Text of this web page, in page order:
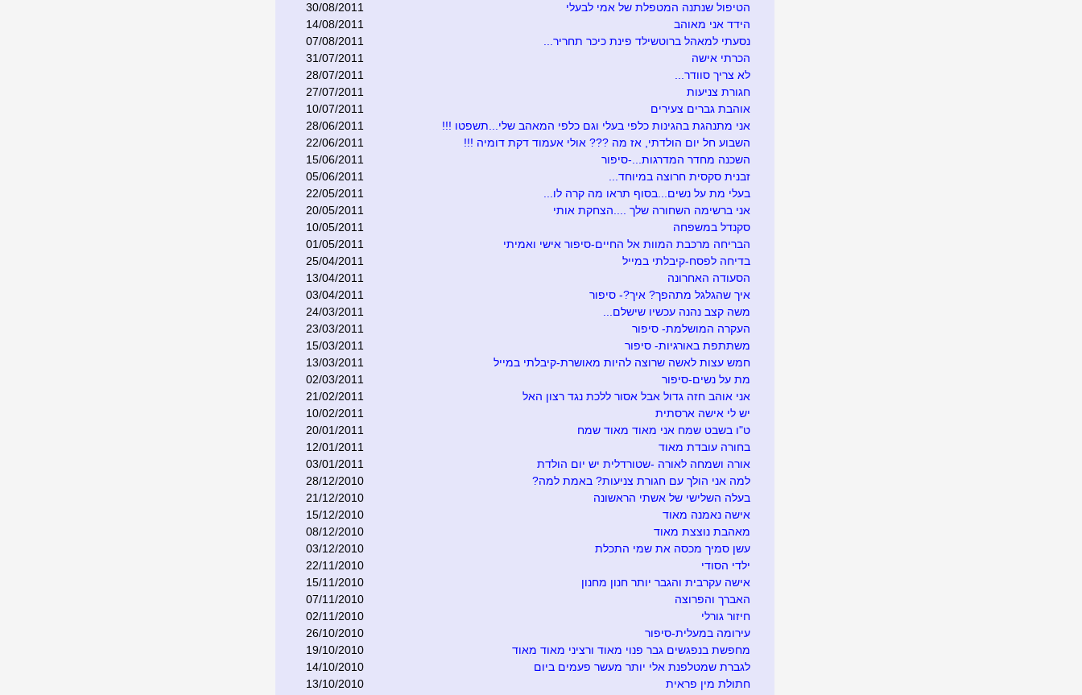
הטיפול שנתנה המטפלת של אמי לבעלי
30/08/2011
הידד אני מאוהב
14/08/2011
נסעתי למאהל ברוטשילד פינת כיכר תחריר...
07/08/2011
הכרתי אישה
31/07/2011
לא צריך סוודר...
28/07/2011
חגורת צניעות
27/07/2011
אוהבת גברים צעירים
10/07/2011
אני מתנהגת בהגינות כלפי בעלי וגם כלפי המאהב שלי...תשפטו !!!
28/06/2011
השבוע חל יום הולדתי, אז מה ??? אולי אעמוד דקת דומיה !!!
22/06/2011
השכנה מחדר המדרגות...-סיפור
15/06/2011
זבנית סקסית חרוצה במיוחד...
05/06/2011
בעלי מת על נשים...בסוף תראו מה קרה לו...
22/05/2011
אני ברשימה השחורה שלך ....הצחקת אותי
20/05/2011
סקנדל במשפחה
10/05/2011
הבריחה מרכבת המוות אל החיים-סיפור אישי ואמיתי
01/05/2011
בדיחה לפסח-קיבלתי במייל
25/04/2011
הסעודה האחרונה
13/04/2011
איך שהגלגל מתהפך? איך?- סיפור
03/04/2011
משה קצב נהנה עכשיו שישלם...
24/03/2011
העקרה המושלמת- סיפור
23/03/2011
משתתפת באורגיות- סיפור
15/03/2011
חמש עצות לאשה שרוצה להיות מאושרת-קיבלתי במייל
13/03/2011
מת על נשים-סיפור
02/03/2011
אני אוהב חזה גדול אבל אסור ללכת נגד רצון האל
21/02/2011
יש לי אישה ארסתית
10/02/2011
ט"ו בשבט שמח אני מאוד מאוד שמח
20/01/2011
בחורה עובדת מאוד
12/01/2011
אורה ושמחה לאורה -שטורדלית יש יום הולדת
03/01/2011
למה אני הולך עם חגורת צניעות? באמת למה?
28/12/2010
בעלה השלישי של אשתי הראשונה
21/12/2010
אישה נאמנה מאוד
15/12/2010
מאהבת נוצצת מאוד
08/12/2010
עשן סמיך מכסה את שמי התכלת
03/12/2010
ילדי הסודי
22/11/2010
אישה עקרבית והגבר יותר חנון מחנון
15/11/2010
האברך והפרוצה
07/11/2010
חיזור גורלי
02/11/2010
עירומה במעלית-סיפור
26/10/2010
מחפשת בנפגשים גבר פנוי מאוד ורציני מאוד מאוד
19/10/2010
לגברת שמטלפנת אלי יותר מעשר פעמים ביום
14/10/2010
חתולת מין פראית
13/10/2010